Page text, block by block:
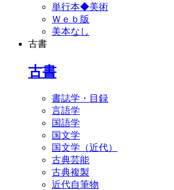
単行本◆美術
Ｗｅｂ版
美本なし
古書
古書
書誌学・目録
言語学
国語学
国文学
国文学（近代）
古典芸能
古典複製
近代自筆物